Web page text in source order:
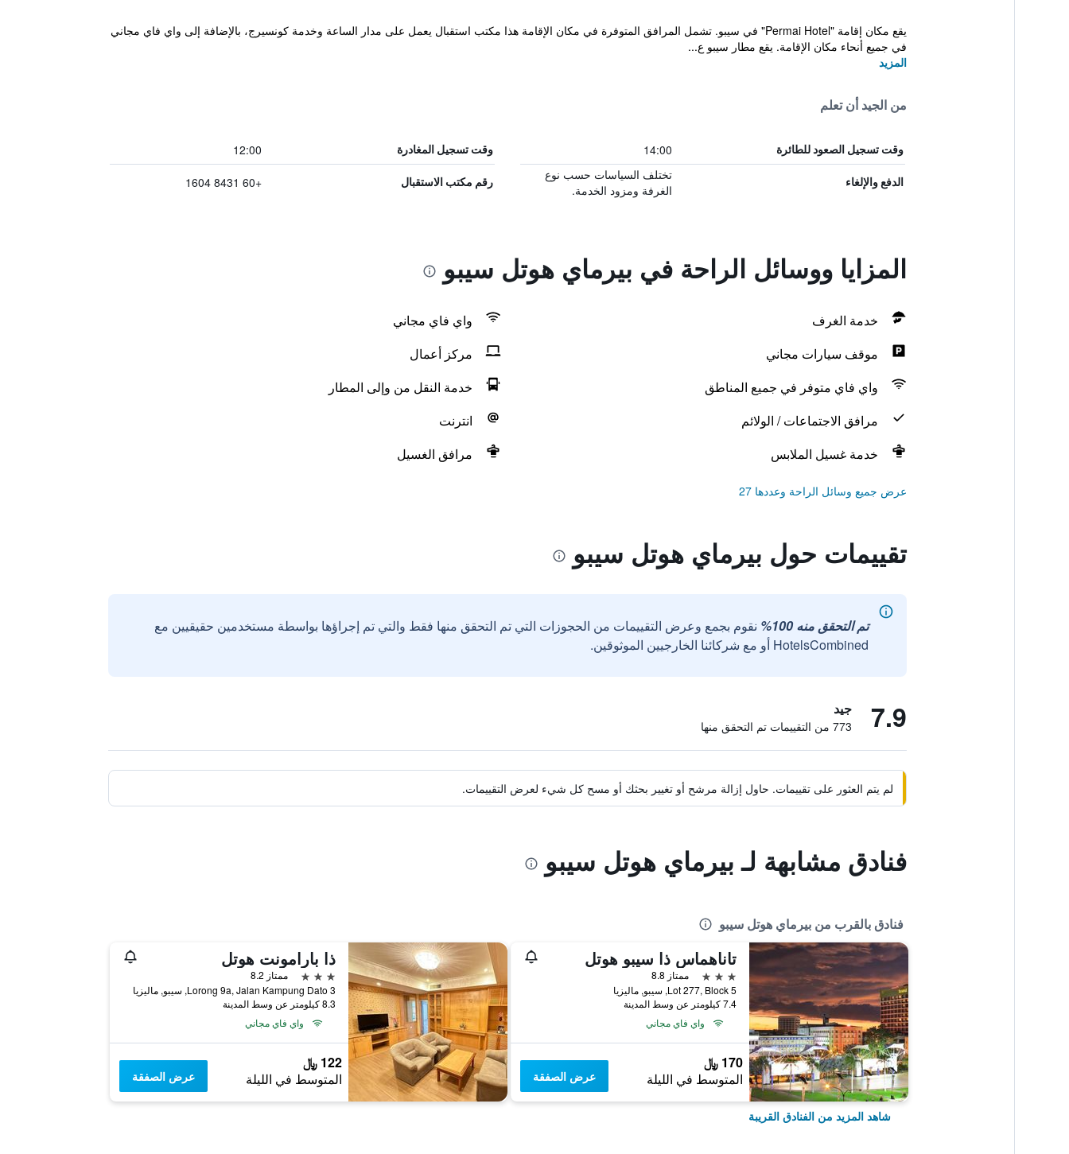
يقع مكان إقامة "Permai Hotel" في سيبو. تشمل المرافق المتوفرة في مكان الإقامة هذا مكتب استقبال يعمل على مدار الساعة وخدمة كونسيرج، بالإضافة إلى واي فاي مجاني
في جميع أنحاء مكان الإقامة. يقع مطار سيبو ع...
المزيد
من الجيد أن تعلم
وقت تسجيل الصعود للطائرة 14:00 وقت تسجيل المغادرة 12:00
الدفع والإلغاء
تختلف السياسات حسب نوع
الغرفة ومزود الخدمة.
رقم مكتب الاستقبال +60 8431 1604
المزايا ووسائل الراحة في بيرماي هوتل سيبو
خدمة الغرف
واي فاي مجاني
موقف سيارات مجاني
مركز أعمال
واي فاي متوفر في جميع المناطق
خدمة النقل من وإلى المطار
مرافق الاجتماعات / الولائم
انترنت
خدمة غسيل الملابس
مرافق الغسيل
عرض جميع وسائل الراحة وعددها 27
تقييمات حول بيرماي هوتل سيبو
تم التحقق منه 100%
نقوم بجمع وعرض التقييمات من الحجوزات التي تم التحقق منها فقط والتي تم إجراؤها بواسطة مستخدمين حقيقيين مع
HotelsCombined أو مع شركائنا الخارجيين الموثوقين.
7.9 جيد
773 من التقييمات تم التحقق منها
لم يتم العثور على تقييمات. حاول إزالة مرشح أو تغيير بحثك أو مسح كل شيء لعرض التقييمات.
فنادق مشابهة لـ بيرماي هوتل سيبو
فنادق بالقرب من بيرماي هوتل سيبو
تاناهماس ذا سيبو هوتل
3 نجوم
ممتاز 8.8
Lot 277, Block 5, سيبو, ماليزيا
7.4 كيلومتر عن وسط المدينة
واي فاي مجاني
170 ﷼
المتوسط في الليلة عرض الصفقة
ذا بارامونت هوتل
3 نجوم
ممتاز 8.2
3 Lorong 9a, Jalan Kampung Dato, سيبو, ماليزيا
8.3 كيلومتر عن وسط المدينة
واي فاي مجاني
122 ﷼
المتوسط في الليلة عرض الصفقة
شاهد المزيد من الفنادق القريبة